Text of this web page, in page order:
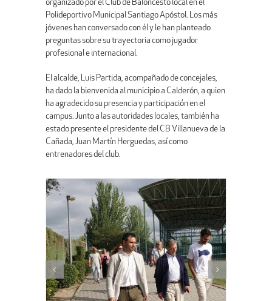
organizado por el Club de Baloncesto local en el
Polideportivo Municipal Santiago Apóstol. Los más
jóvenes han conversado con él y le han planteado
preguntas sobre su trayectoria como jugador
profesional e internacional.
El alcalde, Luis Partida, acompañado de concejales,
ha dado la bienvenida al municipio a Calderón, a quien
ha agradecido su presencia y participación en el
campus. Junto a las autoridades locales, también ha
estado presente el presidente del CB Villanueva de la
Cañada, Juan Martín Herguedas, así como
entrenadores del club.